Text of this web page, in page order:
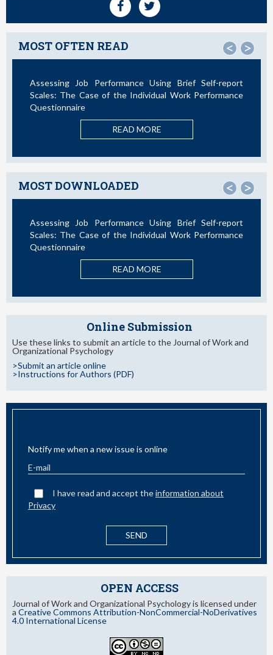
MOST OFTEN READ < >
Assessing Job Performance Using Brief Self-report
Scales: The Case of the Individual Work Performance
Questionnaire
READ MORE
MOST DOWNLOADED < >
Assessing Job Performance Using Brief Self-report
Scales: The Case of the Individual Work Performance
Questionnaire
READ MORE
Online Submission
Use these links to submit an article to the Journal of Work and
Organizational Psychology
>Submit an article online
>Instructions for Authors (PDF)
Notify me when a new issue is online
I have read and accept theinformation about
Privacy
OPEN ACCESS
Journal of Work and Organizational Psychology is licensed under
a Creative Commons Attribution-NonCommercial-NoDerivatives
4.0 International License